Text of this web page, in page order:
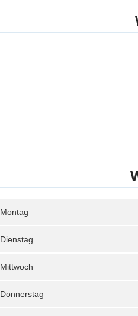
Montag
Dienstag
Mittwoch
Donnerstag